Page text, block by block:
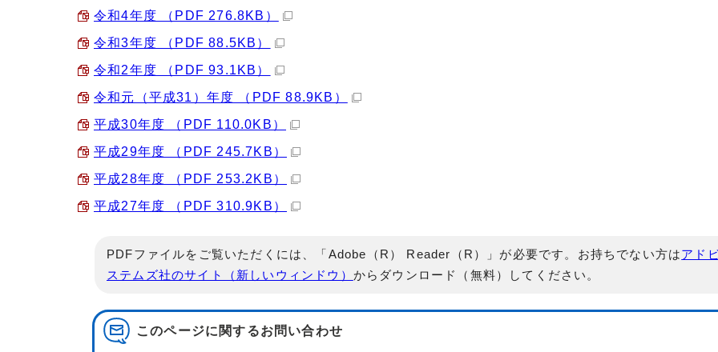
令和4年度 （PDF 276.8KB）
令和3年度 （PDF 88.5KB）
令和2年度 （PDF 93.1KB）
令和元（平成31）年度 （PDF 88.9KB）
平成30年度 （PDF 110.0KB）
平成29年度 （PDF 245.7KB）
平成28年度 （PDF 253.2KB）
平成27年度 （PDF 310.9KB）
PDFファイルをご覧いただくには、「Adobe（R） Reader（R）」が必要です。お持ちでない方はアド
ステムズ社のサイト（新しいウィンドウ） からダウンロード（無料）してください。
このページに関するお問い合わせ